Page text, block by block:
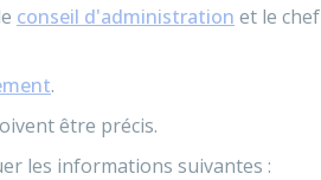
conseil d'administration et le chef
.
être précis.
les informations suivantes :